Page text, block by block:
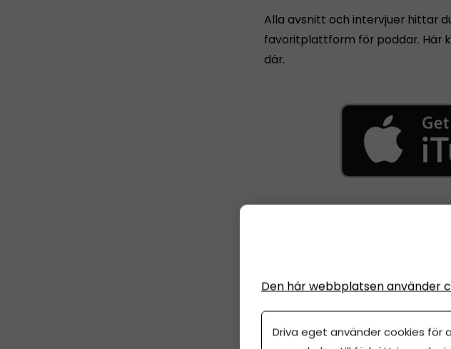
Alla avsnitt och intervjuer hittar
favoritplattform för poddar. Här
där.
Den här webbplatsen använder
Driva eget använder cookies